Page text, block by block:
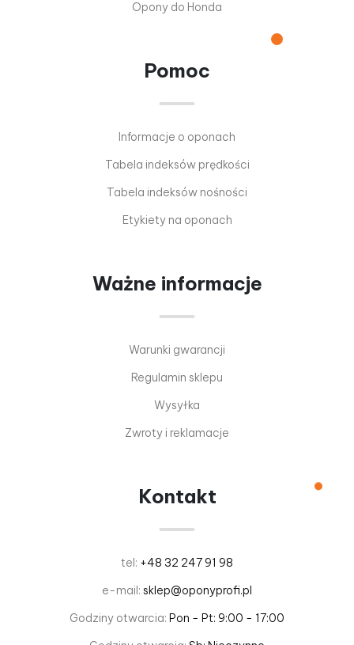
Opony do Honda
Pomoc
Informacje o oponach
Tabela indeksów prędkości
Tabela indeksów nośności
Etykiety na oponach
Ważne informacje
Warunki gwarancji
Regulamin sklepu
Wysyłka
Zwroty i reklamacje
Kontakt
tel: +48 32 247 91 98
e-mail: sklep@oponyprofi.pl
Godziny otwarcia: Pon - Pt: 9:00 - 17:00